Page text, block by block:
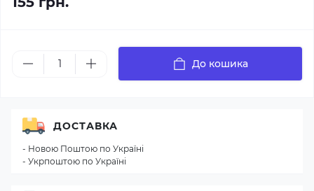
До кошика
ДОСТАВКА
- Новою Поштою по Україні
- Укрпоштою по Україні